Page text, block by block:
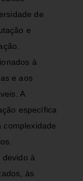
de
e
à
e aos
A
específica
complexidade
devido à
às